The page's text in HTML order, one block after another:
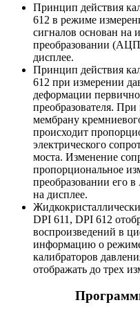
Принцип действия
612 в режиме
сигналов основан на
преобразовании
дисплее.
Принцип действия
612 при измерении
деформации
преобразователя.
мембрану
происходит
электрического
моста. Изменение
пропорциональное
преобразовании его
на дисплее.
DPI 611, DPI 612
воспроизведений в
информацию о
калибраторов
отображать до трех